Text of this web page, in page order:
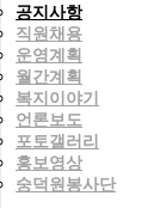
공지사항
직원채용
운영계획
월간계획
복지이야기
언론보도
포토갤러리
홍보영상
숭덕원봉사단